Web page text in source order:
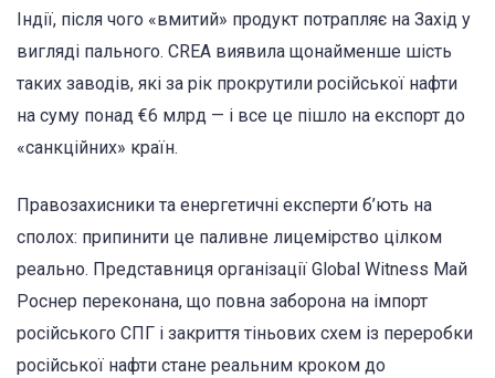
Індії, після чого «вмитий» продукт потрапляє на Захід у
вигляді пального. CREA виявила щонайменше шість
таких заводів, які за рік прокрутили російської нафти
на суму понад €6 млрд — і все це пішло на експорт до
«санкційних» країн.
Правозахисники та енергетичні експерти б’ють на
сполох: припинити це паливне лицемірство цілком
реально. Представниця організації Global Witness Май
Роснер переконана, що повна заборона на імпорт
російського СПГ і закриття тіньових схем із переробки
російської нафти стане реальним кроком до